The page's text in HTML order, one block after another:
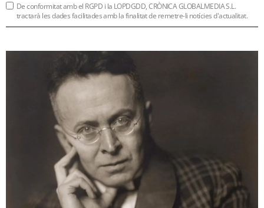
De conformitat amb el RGPD i la LOPDGDD, CRÒNICA GLOBALMEDIA S.L.
tractarà les dades facilitades amb la finalitat de remetre-li notícies d'actualitat.